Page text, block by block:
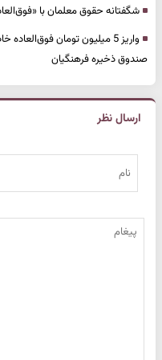
شگفتانه حقوق معلمان با «فوق‌العاده خاص» | واریزی
واریز 5 میلیون تومان
صندوق ذخیره فرهنگیان
ارسال نظر